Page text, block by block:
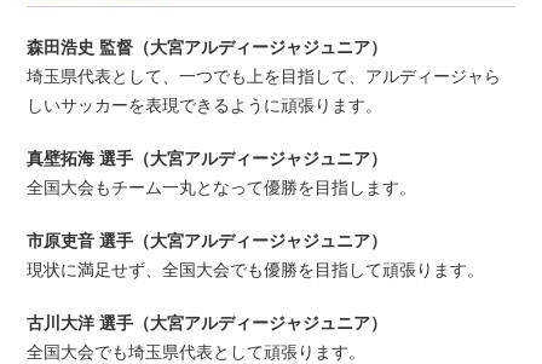
森田浩史 監督（大宮アルディージャジュニア）
埼玉県代表として、一つでも上を目指して、アルディージャら
しいサッカーを表現できるように頑張ります。
真壁拓海 選手（大宮アルディージャジュニア）
全国大会もチーム一丸となって優勝を目指します。
市原吏音 選手（大宮アルディージャジュニア）
現状に満足せず、全国大会でも優勝を目指して頑張ります。
古川大洋 選手（大宮アルディージャジュニア）
全国大会でも埼玉県代表として頑張ります。